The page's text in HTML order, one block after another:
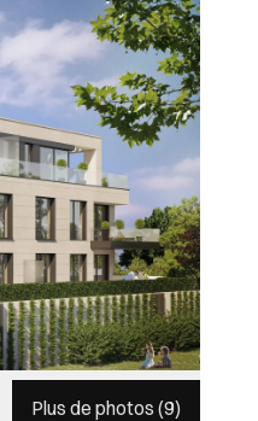
Plus de photos (9)